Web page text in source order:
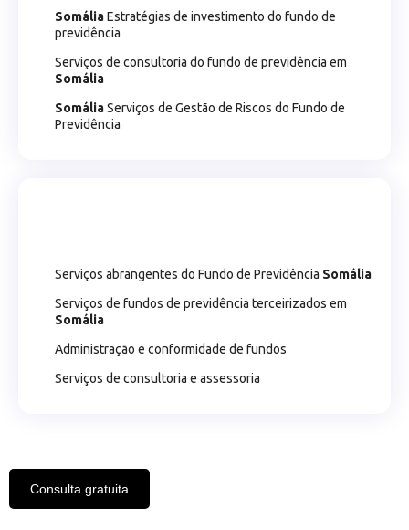
SomáliaEstratégias de investimento do fundo de
previdência
Serviços de consultoria do fundo de previdência em
Somália
SomáliaServiços de Gestão de Riscos do Fundo de
Previdência
Serviços abrangentes do Fundo de Previdência Somália
Serviços de fundos de previdência terceirizados em
Somália
Administração e conformidade de fundos
Serviços de consultoria e assessoria
Consulta gratuita